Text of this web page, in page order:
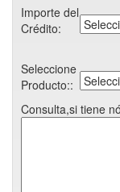
Importe del
Crédito:
Seleccione
Producto::
Consulta,si tiene